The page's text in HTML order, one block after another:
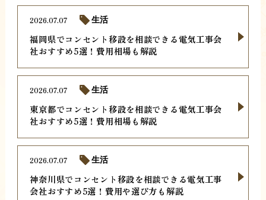
福岡県でコンセント移設を相談できる電気工事会
社おすすめ5選！費用相場も解説
2026.07.07 生活
東京都でコンセント移設を相談できる電気工事会
社おすすめ5選！費用相場も解説
2026.07.07 生活
神奈川県でコンセント移設を相談できる電気工事
会社おすすめ5選！費用や選び方も解説
2026.07.07 生活